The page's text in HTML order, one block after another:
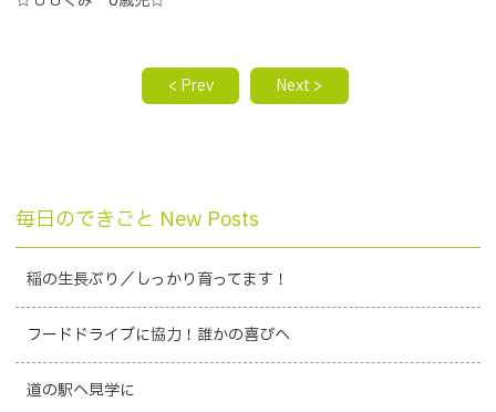
< Prev Next >
毎日のできごと New Posts
稲の生長ぶり／しっかり育ってます！
フードドライブに協力！誰かの喜びへ
道の駅へ見学に